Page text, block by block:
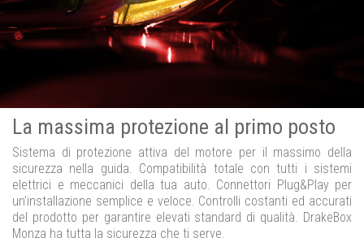
La massima protezione al primo posto
Sistema di protezione attiva del motore per il massimo della
sicurezza nella guida. Compatibilità totale con tutti i sistemi
elettrici e meccanici della tua auto. Connettori Plug&Play per
un’installazione semplice e veloce. Controlli costanti ed accurati
del prodotto per garantire elevati standard di qualità. DrakeBox
Monza ha tutta la sicurezza che ti serve.